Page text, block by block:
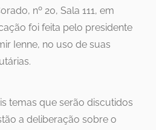
nº 20, Sala 111, em
foi feita pelo presidente
Ienne, no uso de suas
temas que serão discutidos
a deliberação sobre o